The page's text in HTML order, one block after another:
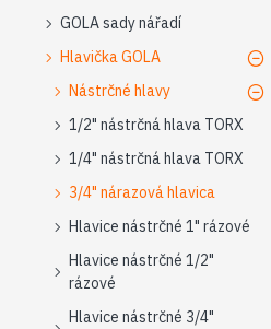
GOLA sady nářadí
Hlavička GOLA
Nástrčné hlavy
1/2" nástrčná hlava TORX
1/4" nástrčná hlava TORX
3/4" nárazová hlavica
Hlavice nástrčné 1" rázové
Hlavice nástrčné 1/2"
rázové
Hlavice nástrčné 3/4"